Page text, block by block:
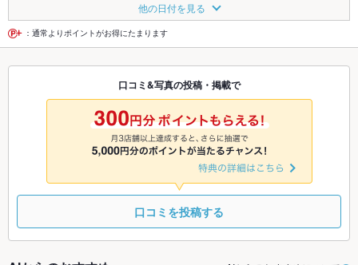
□ ◎
8/23
◎
8/24
◎
8/25
◎ ◎ ◎
8/28 8/29 8/30
◎
8/31
◎
9/1
◎
9/2 9/3
9/6
◎
9/7
◎
9/8
◎
他の日付を見る
：通常よりポイントがお得にたまります
口コミ&写真の投稿・掲載で
口コミを投稿する